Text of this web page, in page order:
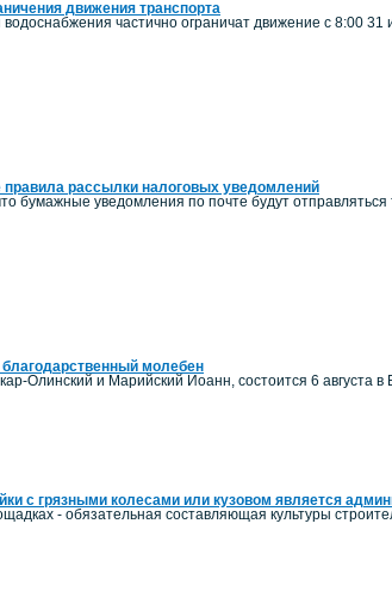
движения транспорта
частично ограничат движение с 8:00
правила рассылки налоговых уведомлений
уведомления по почте будут отправляться
молебен
Олинский и Марийский Иоанн, состоится 6 августа
с грязными колесами или кузовом является
- обязательная составляющая культуры